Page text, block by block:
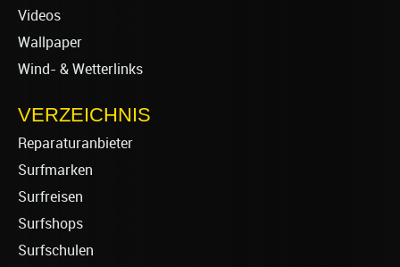
Videos
Wallpaper
Wind- & Wetterlinks
VERZEICHNIS
Reparaturanbieter
Surfmarken
Surfreisen
Surfshops
Surfschulen